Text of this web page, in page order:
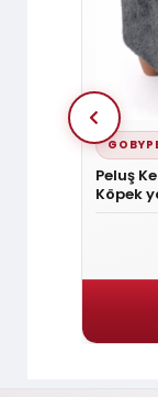
Peluş
Köpek